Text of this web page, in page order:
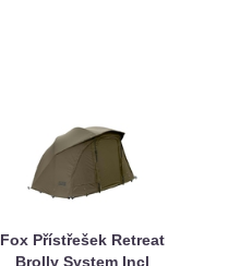
Fox Přístřešek Retreat
Brolly System Incl